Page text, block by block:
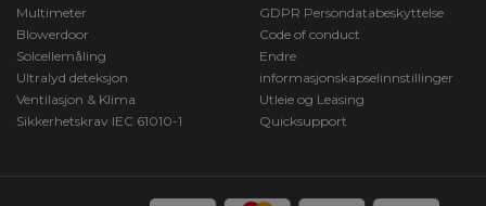
Multimeter
Blowerdoor
Solcellemåling
Ultralyd deteksjon
Ventilasjon & Klima
Sikkerhetskrav IEC 61010-1
GDPR Persondatabeskyttelse
Code of conduct
Endre
informasjonskapselinnstillinger
Utleie og Leasing
Quicksupport